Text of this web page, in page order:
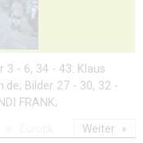
3 - 6, 34 - 43: Klaus
Bilder 27 - 30, 32 -
FRANK;
Weiter